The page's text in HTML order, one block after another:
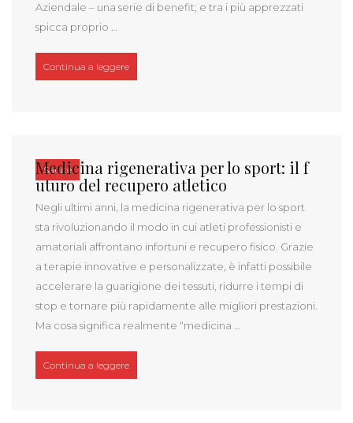
Aziendale – una serie di benefit; e tra i più apprezzati
spicca proprio …
Continua a leggere“Il rimborso delle attività sportive grazie al
Salute
Medicina rigenerativa per lo sport: il f
uturo del recupero atletico
Negli ultimi anni, la medicina rigenerativa per lo sport
sta rivoluzionando il modo in cui atleti professionisti e
amatoriali affrontano infortuni e recupero fisico. Grazie
a terapie innovative e personalizzate, è infatti possibile
accelerare la guarigione dei tessuti, ridurre i tempi di
stop e tornare più rapidamente alle migliori prestazioni.
Ma cosa significa realmente “medicina …
Continua a leggere“Medicina rigenerativa per lo sport: il futuro del